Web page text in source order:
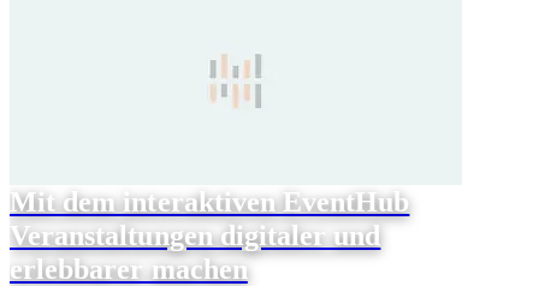
Mit dem interaktiven EventHub
Veranstaltungen digitaler und
erlebbarer machen